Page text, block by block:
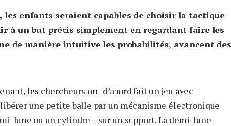
les enfants seraient capables de choisir la tactique
à un but précis simplement en regardant faire les
de manière intuitive les probabilités, avancent des
les chercheurs ont d’abord fait un jeu avec
une petite balle par un mécanisme électronique
lune ou un cylindre – sur un support. La demi-lune